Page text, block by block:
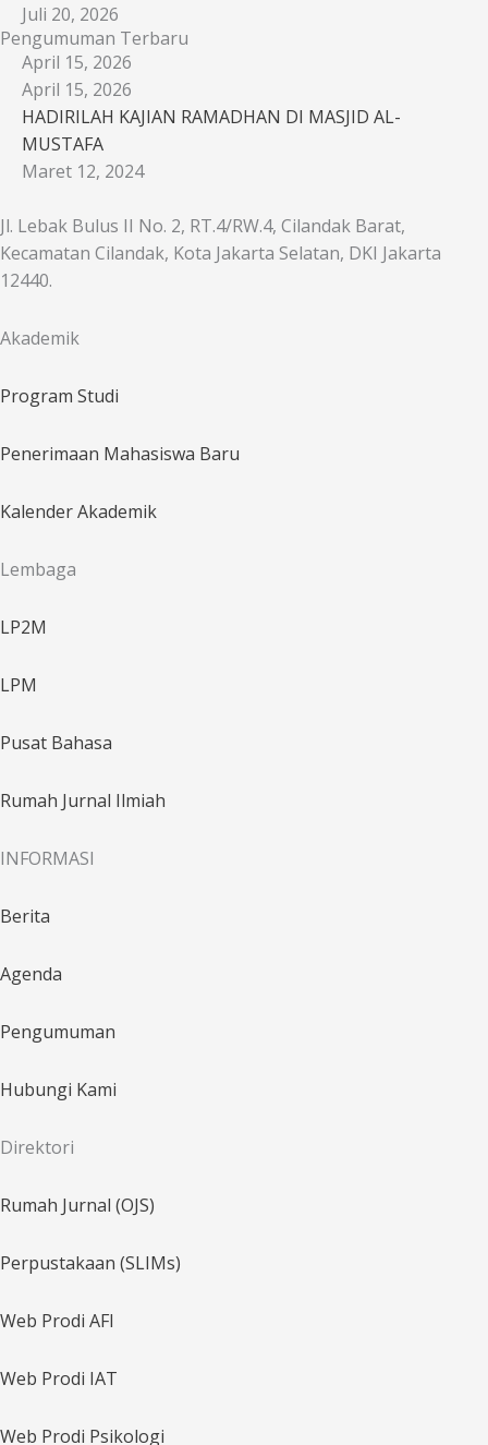
Juli 20, 2026
Pengumuman Terbaru
April 15, 2026
April 15, 2026
HADIRILAH KAJIAN RAMADHAN DI MASJID AL-
MUSTAFA
Maret 12, 2024
Jl. Lebak Bulus II No. 2, RT.4/RW.4, Cilandak Barat,
Kecamatan Cilandak, Kota Jakarta Selatan, DKI Jakarta
12440.
Akademik
Program Studi
Penerimaan Mahasiswa Baru
Kalender Akademik
Lembaga
LP2M
LPM
Pusat Bahasa
Rumah Jurnal Ilmiah
INFORMASI
Berita
Agenda
Pengumuman
Hubungi Kami
Direktori
Rumah Jurnal (OJS)
Perpustakaan (SLIMs)
Web Prodi AFI
Web Prodi IAT
Web Prodi Psikologi